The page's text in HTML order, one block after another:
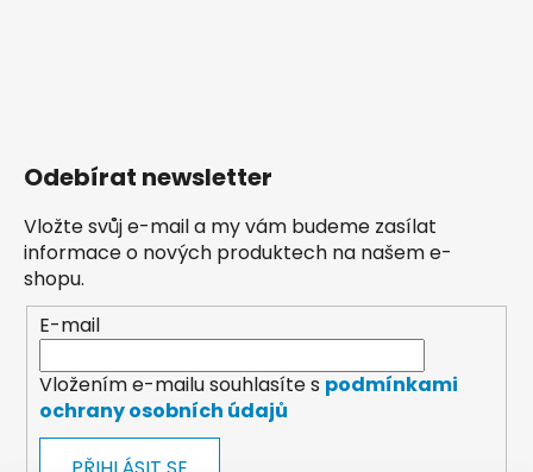
Odebírat newsletter
Vložte svůj e-mail a my vám budeme zasílat
informace o nových produktech na našem e-
shopu.
E-mail
Vložením e-mailu souhlasíte s podmínkami
ochrany osobních údajů